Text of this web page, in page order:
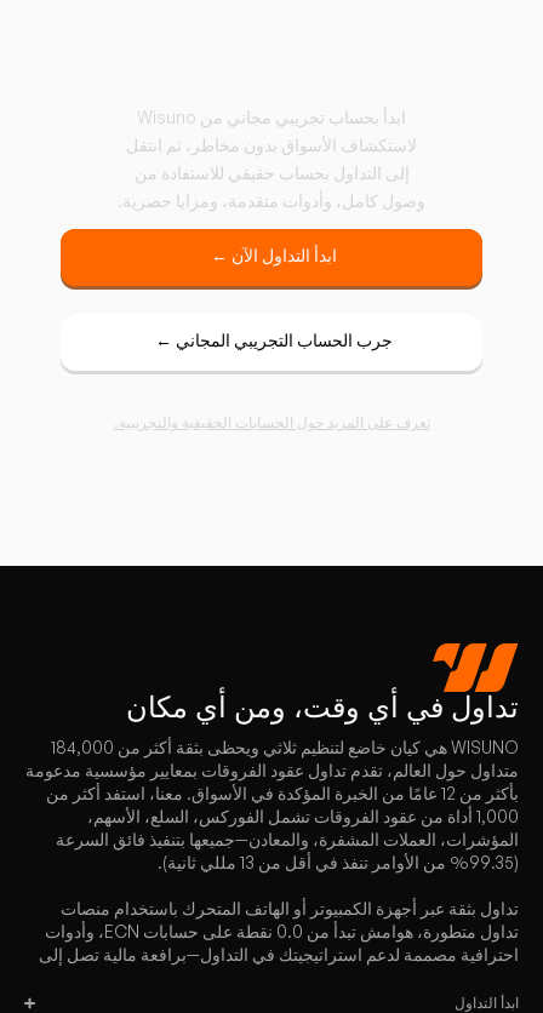
ابدأ بحساب تجريبي مجاني من Wisuno
لاستكشاف الأسواق بدون مخاطر، ثم انتقل
إلى التداول بحساب حقيقي للاستفادة من
وصول كامل، وأدوات متقدمة، ومزايا حصرية.
ابدأ التداول الآن ←
جرب الحساب التجريبي المجاني ←
تعرف على المزيد حول الحسابات الحقيقية والتجريبية.
تداول في أي وقت، ومن أي مكان
WISUNO هي كيان خاضع لتنظيم ثلاثي ويحظى بثقة أكثر من 184,000
متداول حول العالم، تقدم تداول عقود الفروقات بمعايير مؤسسية مدعومة
بأكثر من 12 عامًا من الخبرة المؤكدة في الأسواق. معنا، استفد أكثر من
1,000 أداة من عقود الفروقات تشمل الفوركس، السلع، الأسهم،
المؤشرات، العملات المشفرة، والمعادن—جميعها بتنفيذ فائق السرعة
(99.35% من الأوامر تنفذ في أقل من 13 مللي ثانية).
تداول بثقة عبر أجهزة الكمبيوتر أو الهاتف المتحرك باستخدام منصات
تداول متطورة، هوامش تبدأ من 0.0 نقطة على حسابات ECN، وأدوات
احترافية مصممة لدعم استراتيجيتك في التداول—برافعة مالية تصل إلى
ابدأ التداول